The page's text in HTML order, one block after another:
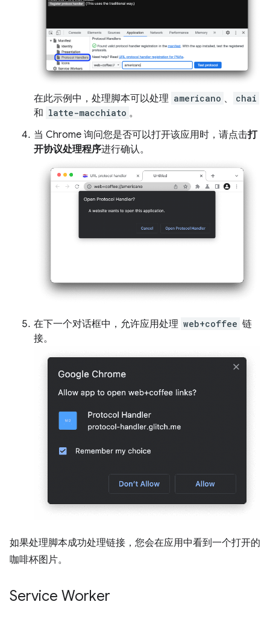
在此示例中，处理脚本可以处理 americano 、 chai
和 latte-macchiato 。
当 Chrome 询问您是否可以打开该应用时，请点击打
开协议处理程序进行确认。
在下一个对话框中，允许应用处理 web+coffee 链
接。
如果处理脚本成功处理链接，您会在应用中看到一个打开的
咖啡杯图片。
Service Worker